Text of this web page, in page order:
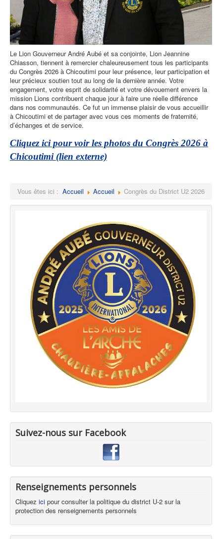
Le Lion GouverneurAndré Aubé et sa conjointe, Lion Jeannine
Chiasson, tiennent à remercier chaleureusement tous les participants
du Congrès 2026 à Chicoutimi pour leur présence, leur participation et
leur précieux soutien tout au long de la dernière année. Votre
engagement, votre esprit de solidarité et votre dévouement envers la
mission Lions contribuent chaque jour à faire une réelle différence
dans nos communautés. Ce fut un immense plaisir de vous accueillir
à Chicoutimi et de partager avec vous ces moments de fraternité,
d’échanges et de service.
Cliquez ici pour voir les photos du Congrès 2026 à
Chicoutimi (lien externe)
Vous êtes ici : Accueil Accueil Congrès du District U2 2026
Suivez-nous sur Facebook
Renseignements personnels
Cliquez ici pour consulter la politique du district U-2 sur la
protection des renseignements personnels